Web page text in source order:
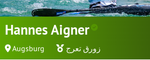
Hannes Aigner
Augsburg زورق تعرج